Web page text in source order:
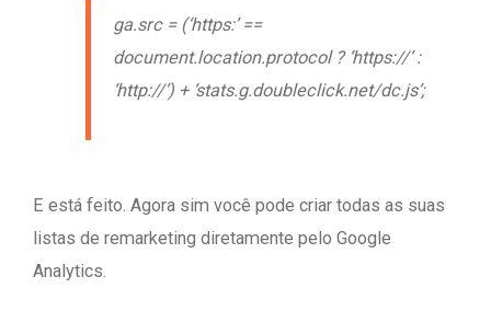
ga.src = (‘https:’ ==
document.location.protocol ? ‘https://’ :
‘http://’) + ‘stats.g.doubleclick.net/dc.js’;
E está feito. Agora sim você pode criar todas as suas
listas de remarketing diretamente pelo Google
Analytics.